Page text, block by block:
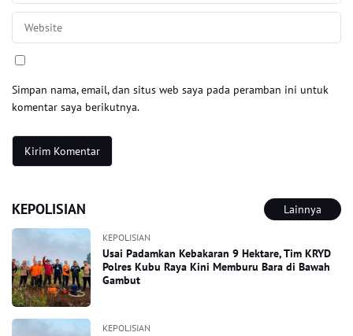
Simpan nama, email, dan situs web saya pada peramban ini untuk
komentar saya berikutnya.
KEPOLISIAN Lainnya
KEPOLISIAN
Usai Padamkan Kebakaran 9 Hektare, Tim KRYD
Polres Kubu Raya Kini Memburu Bara di Bawah
Gambut
KEPOLISIAN